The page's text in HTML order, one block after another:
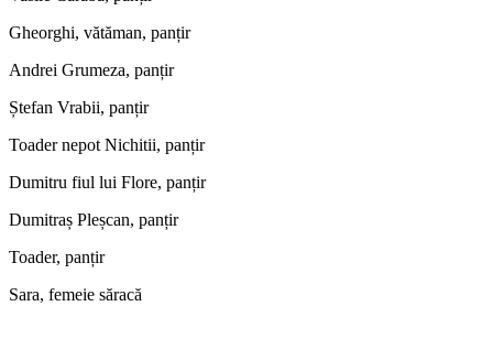
Gheorghi, vătăman, panțir
Andrei Grumeza, panțir
Ștefan Vrabii, panțir
Toader nepot Nichitii, panțir
Dumitru fiul lui Flore, panțir
Dumitraș Pleșcan, panțir
Toader, panțir
Sara, femeie săracă